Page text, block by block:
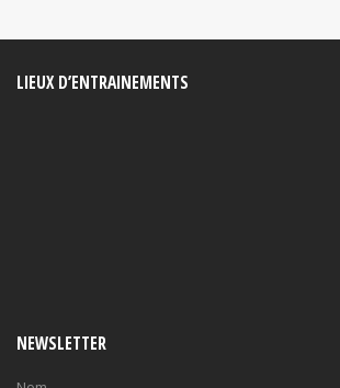
LIEUX D’ENTRAINEMENTS
NEWSLETTER